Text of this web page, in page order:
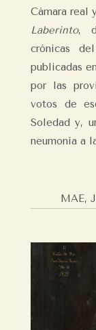
Cámara real
Laberinto,
crónicas
publicadas
por las
votos de
Soledad y,
neumonía a
MAE,